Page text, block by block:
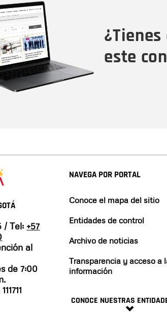
este
/ Tel: +57
al
de 7:00
NAVEGA POR PORTAL
Conoce el mapa del sitio
Entidades de control
Archivo de noticias
Transparencia y acceso a
información
CONOCE NUESTRAS